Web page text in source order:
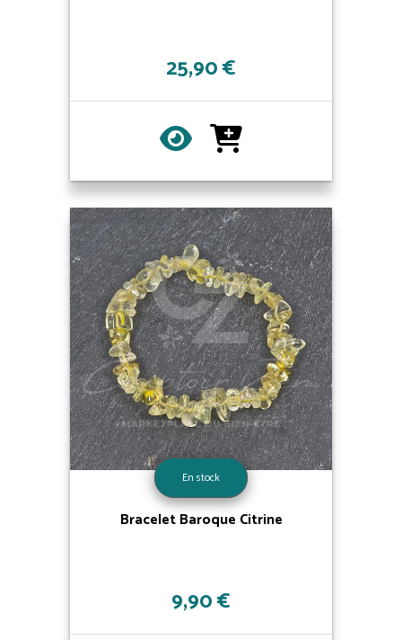
25,90 €
En stock
Bracelet Baroque Citrine
9,90 €